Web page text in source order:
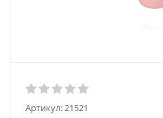
Артикул:21521